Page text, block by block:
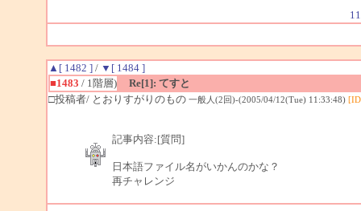
▲[ 1482 ]/ ▼[ 1484 ]
■1483 / 1階層)
Re[1]: てすと
□投稿者/ とおりすがりのもの 一般人(2回)-(2005/04/12(Tue) 11:33:48)
記事内容:[質問]
日本語ファイル名がいかんのかな？
再チャレンジ